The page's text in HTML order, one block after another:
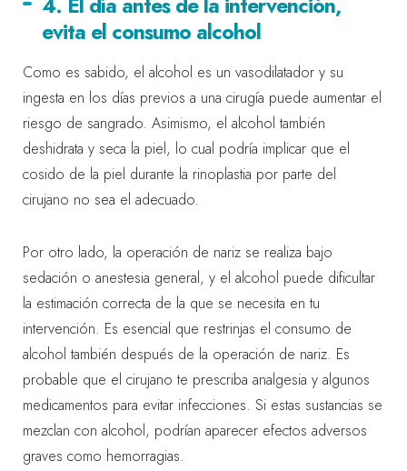
evita el consumo alcohol
Como es sabido, el alcohol es un vasodilatador y su
ingesta en los días previos a una cirugía puede aumentar el
riesgo de sangrado. Asimismo, el alcohol también
deshidrata y seca la piel, lo cual podría implicar que el
cosido de la piel durante la rinoplastia por parte del
cirujano no sea el adecuado.
Por otro lado, la operación de nariz se realiza bajo
sedación o anestesia general, y el alcohol puede dificultar
la estimación correcta de la que se necesita en tu
intervención. Es esencial que restrinjas el consumo de
alcohol también después de la operación de nariz. Es
probable que el cirujano te prescriba analgesia y algunos
medicamentos para evitar infecciones. Si estas sustancias se
mezclan con alcohol, podrían aparecer efectos adversos
graves como hemorragias.